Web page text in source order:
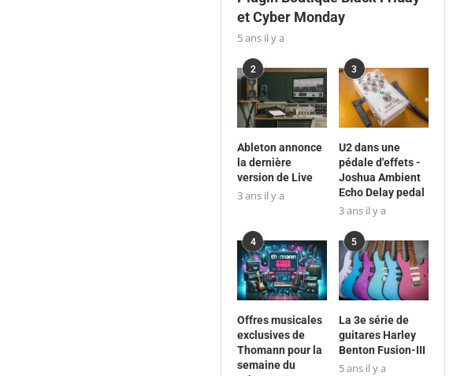
et Cyber Monday
5 ans il y a
2
Ableton annonce
la dernière
version de Live
3 ans il y a
3
U2 dans une
pédale d'effets -
Joshua Ambient
Echo Delay pedal
3 ans il y a
4
Offres musicales
exclusives de
Thomann pour la
semaine du
5
La 3e série de
guitares Harley
Benton Fusion-III
5 ans il y a